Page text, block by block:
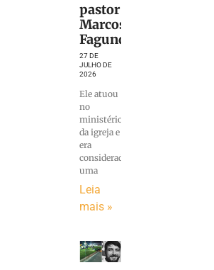
pastor
Marcos
Fagundes
27 DE
JULHO DE
2026
Ele atuou
no
ministério
da igreja e
era
considerado
uma
Leia
mais »